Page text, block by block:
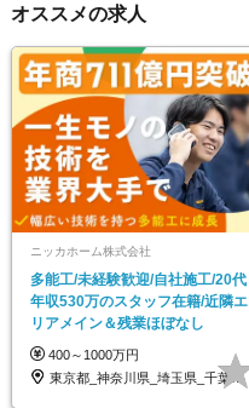
オススメの求人
ニッカホーム株式会社
多能工/未経験歓迎/自社施工/20代
年収530万のスタッフ在籍/近隣エ
リアメイン＆残業ほぼなし
400～1000万円
東京都_神奈川県_埼玉県_千葉県_大阪府…